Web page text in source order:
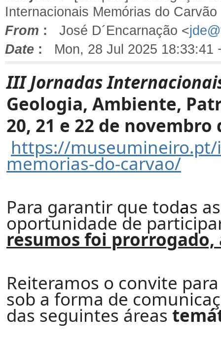
Internacionais Memórias do
From : José D´Encarnação <
Date : Mon, 28 Jul 2025 18:33:41
III Jornadas
Geologia, Ambiente,
20, 21 e 22 de novembro
https://
memorias-do-carvao/
Para garantir que todas
oportunidade de
resumos foi prorrogado,
Reiteramos o convite
sob a forma de
das seguintes áreas